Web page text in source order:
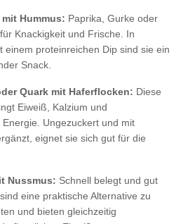
Hummus: Paprika, Gurke oder
Knackigkeit und Frische. In
einem proteinreichen Dip sind sie ein
Snack.
Quark mit Haferflocken: Diese
Eiweiß, Kalzium und
Energie. Ungezuckert und mit
eignet sie sich gut für die
Nussmus: Schnell belegt und gut
eine praktische Alternative zu
und bieten gleichzeitig